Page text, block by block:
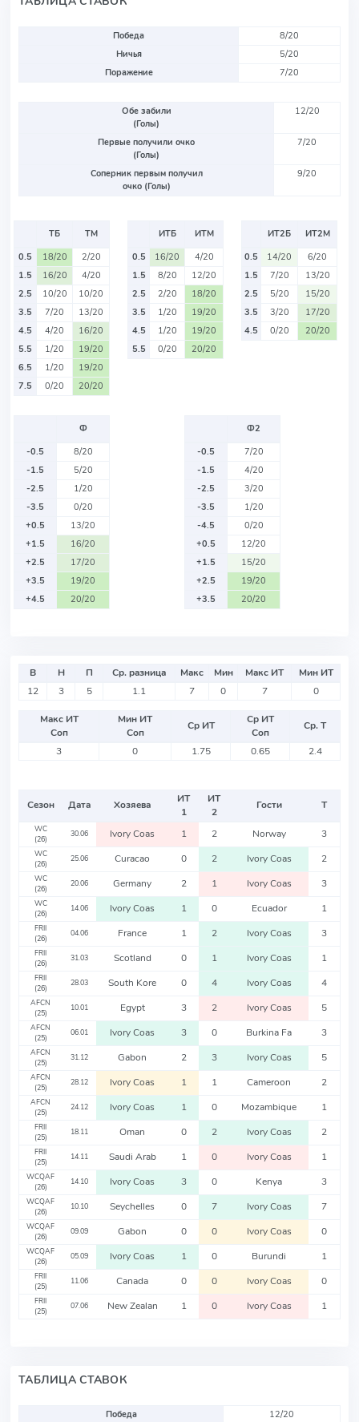
Победа
8/20
Ничья
5/20
Поражение
7/20
Обе забили
(Голы)
12/20
Первые получили очко
(Голы)
7/20
Соперник первым получил
очко (Голы)
9/20
ТБ
ТМ
0.5
18/20
2/20
1.5
16/20
4/20
2.5
10/20
10/20
3.5
7/20
13/20
4.5
4/20
16/20
5.5
1/20
19/20
6.5
1/20
19/20
7.5
0/20 20/20
ИТБ
ИТМ
0.5
16/20
4/20
1.5
8/20
12/20
2.5
2/20
18/20
3.5
1/20
19/20
4.5
1/20
19/20
5.5
0/20 20/20
ИТ2Б
ИТ2М
0.5
14/20
6/20
1.5
7/20
13/20
2.5
5/20
15/20
3.5
3/20
17/20
4.5
0/20 20/20
Ф
-0.5
8/20
-1.5
5/20
-2.5
1/20
-3.5
0/20
+0.5
13/20
+1.5
16/20
+2.5
17/20
+3.5
19/20
+4.5
20/20
Ф2
-0.5
7/20
-1.5
4/20
-2.5
3/20
-3.5
1/20
-4.5
0/20
+0.5
12/20
+1.5
15/20
+2.5
19/20
+3.5
20/20
В Н П Ср. разница Макс Мин Макс ИТ
Мин ИТ
12
3 5 1.1 7 0 7 0
Макс ИТ
Соп
Мин ИТ
Соп
Ср ИТ
Ср ИТ
Соп
Ср. Т
3
0 1.75 0.65 2.4
Сезон Дата Хозяева
ИТ
1
ИТ
2
Гости Т
WC
(26)
30.06 Ivory Coas 1 2 Norway 3
WC
(26)
25.06 Curacao 0 2 Ivory Coas 2
WC
(26)
20.06 Germany 2 1 Ivory Coas 3
WC
(26)
14.06 Ivory Coas 1 0 Ecuador 1
FRII
(26)
04.06 France 1 2 Ivory Coas 3
FRII
(26)
31.03 Scotland 0 1 Ivory Coas 1
FRII
(26)
28.03 South Kore 0 4 Ivory Coas 4
AFCN
(25)
10.01 Egypt 3 2 Ivory Coas 5
AFCN
(25)
06.01 Ivory Coas 3 0 Burkina Fa 3
AFCN
(25)
31.12 Gabon 2 3 Ivory Coas 5
AFCN
(25)
28.12 Ivory Coas 1 1 Cameroon 2
AFCN
(25)
24.12 Ivory Coas 1 0 Mozambique 1
FRII
(25)
18.11 Oman 0 2 Ivory Coas 2
FRII
(25)
14.11 Saudi Arab 1 0 Ivory Coas 1
WCQAF
(26)
14.10 Ivory Coas 3 0 Kenya 3
WCQAF
(26)
10.10 Seychelles 0 7 Ivory Coas 7
WCQAF
(26)
09.09 Gabon 0 0 Ivory Coas 0
WCQAF
(26)
05.09 Ivory Coas 1 0 Burundi 1
FRII
(25)
11.06 Canada 0 0 Ivory Coas 0
FRII
(25)
07.06 New Zealan 1 0 Ivory Coas 1
ТАБЛИЦА СТАВОК
Победа
12/20